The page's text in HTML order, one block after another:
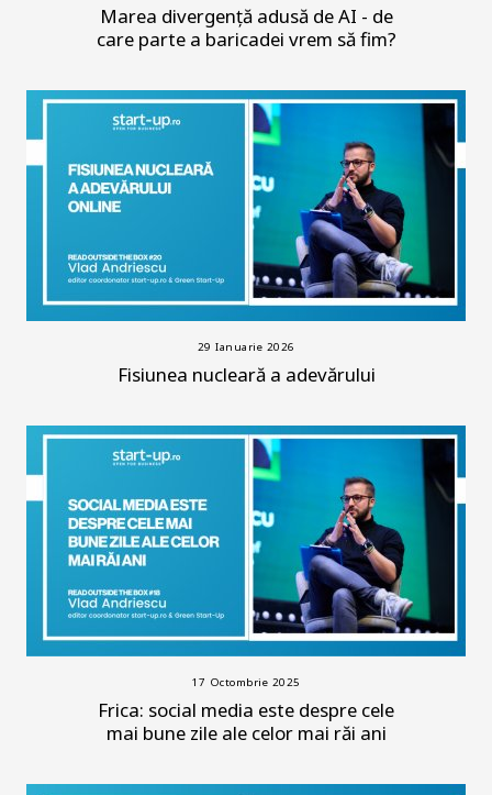
Marea divergență adusă de AI - de
care parte a baricadei vrem să fim?
29 Ianuarie 2026
Fisiunea nucleară a adevărului
17 Octombrie 2025
Frica: social media este despre cele
mai bune zile ale celor mai răi ani